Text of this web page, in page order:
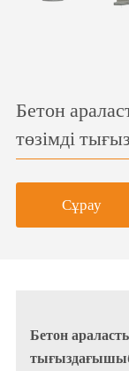
Бетон
төзімді
Сұрау
Бетон
тығыздағышы